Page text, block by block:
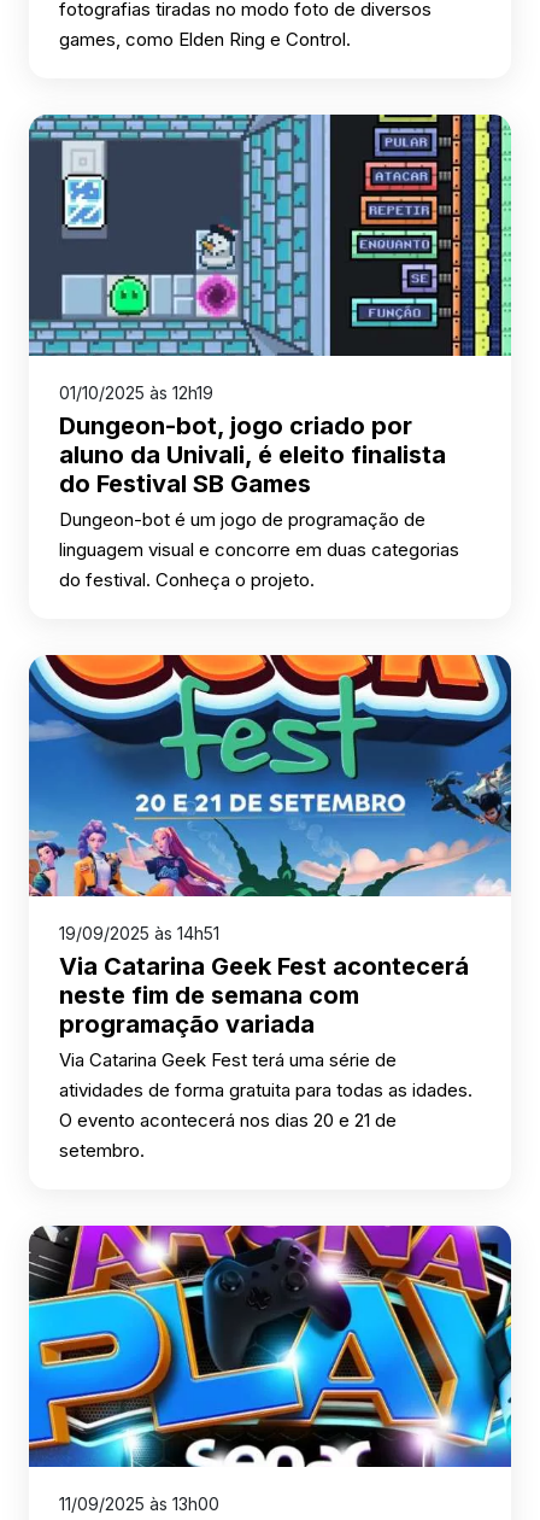
fotografias tiradas no modo foto de diversos
games, como Elden Ring e Control.
01/10/2025 às 12h19
Dungeon-bot, jogo criado por
aluno da Univali, é eleito finalista
do Festival SB Games
Dungeon-bot é um jogo de programação de
linguagem visual e concorre em duas categorias
do festival. Conheça o projeto.
19/09/2025 às 14h51
Via Catarina Geek Fest acontecerá
neste fim de semana com
programação variada
Via Catarina Geek Fest terá uma série de
atividades de forma gratuita para todas as idades.
O evento acontecerá nos dias 20 e 21 de
setembro.
11/09/2025 às 13h00